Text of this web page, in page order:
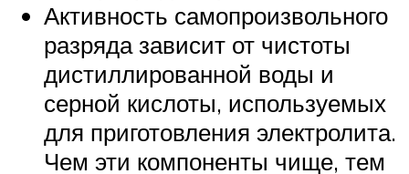
Активность самопроизвольного
разряда зависит от чистоты
дистиллированной воды и
серной кислоты, используемых
для приготовления электролита.
Чем эти компоненты чище, тем